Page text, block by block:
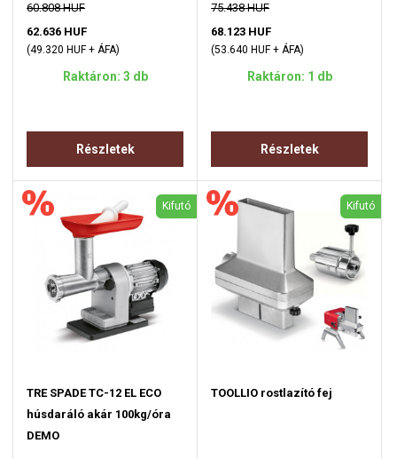
60.808 HUF
62.636 HUF
(49.320 HUF + ÁFA)
Raktáron: 3 db
Részletek
75.438 HUF
68.123 HUF
(53.640 HUF + ÁFA)
Raktáron: 1 db
Részletek
Kifutó
TRE SPADE TC-12 EL ECO
húsdaráló akár 100kg/óra
DEMO
Kifutó
TOOLLIO rostlazító fej